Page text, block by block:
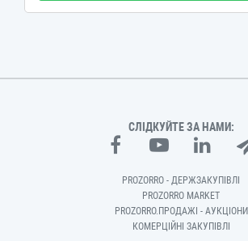
СЛІДКУЙТЕ ЗА НАМИ:
PROZORRO - ДЕРЖЗАКУПІВЛІ
PROZORRO MARKET
PROZORRO.ПРОДАЖІ - АУКЦІОНИ
КОМЕРЦІЙНІ ЗАКУПІВЛІ